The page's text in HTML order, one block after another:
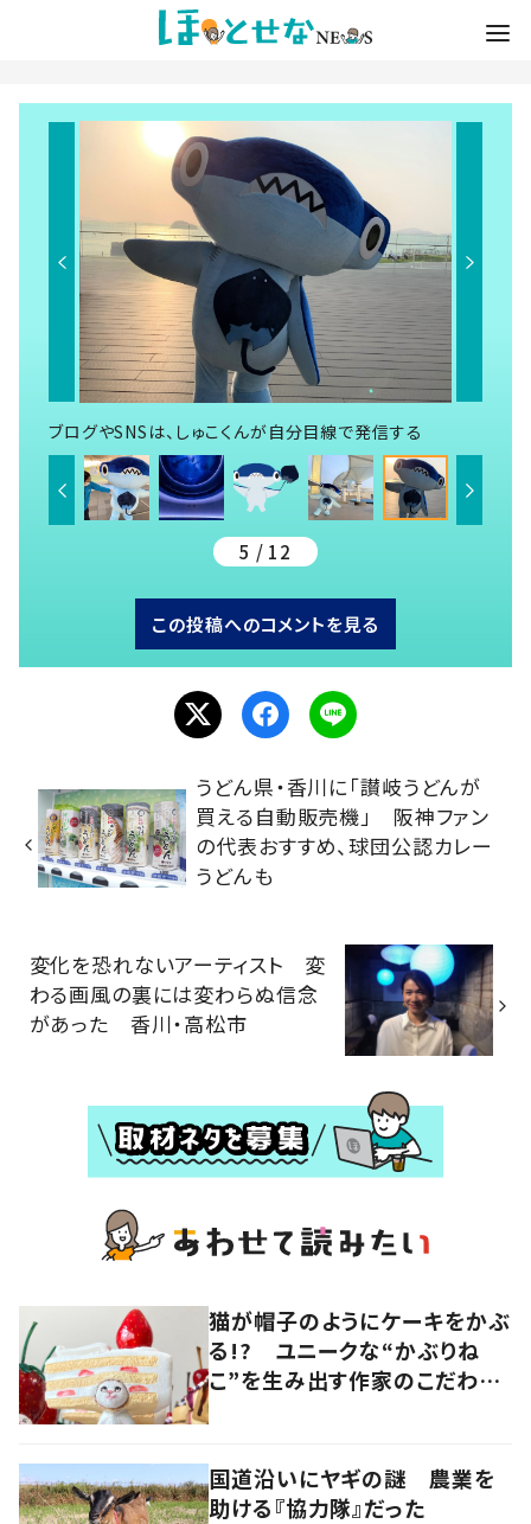
ブログやSNSは、しゅこくんが自分目線で発信する
5 / 12
この投稿へのコメントを見る
うどん県・香川に「讃岐うどんが
買える自動販売機」 阪神ファン
の代表おすすめ、球団公認カレー
うどんも
変化を恐れないアーティスト 変
わる画風の裏には変わらぬ信念
があった 香川・高松市
猫が帽子のようにケーキをかぶ
る!? ユニークな“かぶりね
こ”を生み出す作家のこだわり
国道沿いにヤギの謎 農業を
助ける『協力隊』だった